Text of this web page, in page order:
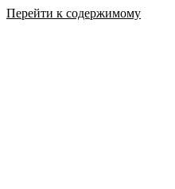
Перейти к содержимому